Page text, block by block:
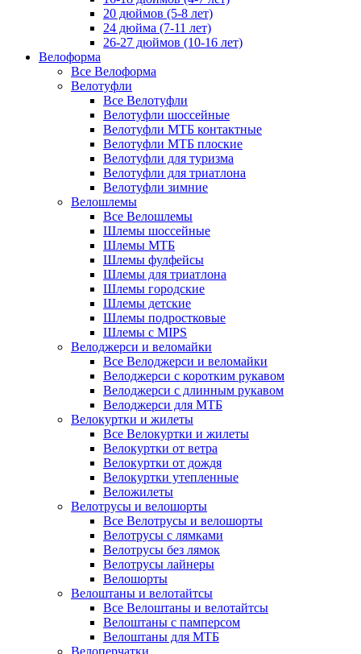
20 дюймов (5-8 лет)
24 дюйма (7-11 лет)
26-27 дюймов (10-16 лет)
Велоформа
Все Велоформа
Велотуфли
Все Велотуфли
Велотуфли шоссейные
Велотуфли МТБ контактные
Велотуфли МТБ плоские
Велотуфли для туризма
Велотуфли для триатлона
Велотуфли зимние
Велошлемы
Все Велошлемы
Шлемы шоссейные
Шлемы МТБ
Шлемы фулфейсы
Шлемы для триатлона
Шлемы городские
Шлемы детские
Шлемы подростковые
Шлемы с MIPS
Велоджерси и веломайки
Все Велоджерси и веломайки
Велоджерси с коротким рукавом
Велоджерси с длинным рукавом
Велоджерси для МТБ
Велокуртки и жилеты
Все Велокуртки и жилеты
Велокуртки от ветра
Велокуртки от дождя
Велокуртки утепленные
Веложилеты
Велотрусы и велошорты
Все Велотрусы и велошорты
Велотрусы с лямками
Велотрусы без лямок
Велотрусы лайнеры
Велошорты
Велоштаны и велотайтсы
Все Велоштаны и велотайтсы
Велоштаны с памперсом
Велоштаны для МТБ
Велоперчатки